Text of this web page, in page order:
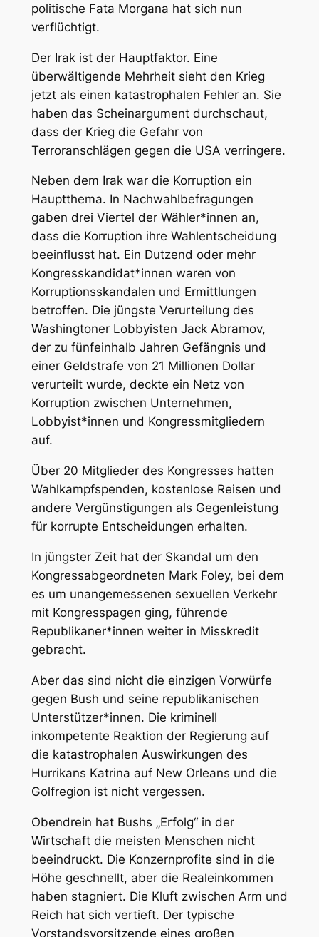
politische Fata Morgana hat sich nun
verflüchtigt.
Der Irak ist der Hauptfaktor. Eine
überwältigende Mehrheit sieht den Krieg
jetzt als einen katastrophalen Fehler an. Sie
haben das Scheinargument durchschaut,
dass der Krieg die Gefahr von
Terroranschlägen gegen die USA verringere.
Neben dem Irak war die Korruption ein
Hauptthema. In Nachwahlbefragungen
gaben drei Viertel der Wähler*innen an,
dass die Korruption ihre Wahlentscheidung
beeinflusst hat. Ein Dutzend oder mehr
Kongresskandidat*innen waren von
Korruptionsskandalen und Ermittlungen
betroffen. Die jüngste Verurteilung des
Washingtoner Lobbyisten Jack Abramov,
der zu fünfeinhalb Jahren Gefängnis und
einer Geldstrafe von 21 Millionen Dollar
verurteilt wurde, deckte ein Netz von
Korruption zwischen Unternehmen,
Lobbyist*innen und Kongressmitgliedern
auf.
Über 20 Mitglieder des Kongresses hatten
Wahlkampfspenden, kostenlose Reisen und
andere Vergünstigungen als Gegenleistung
für korrupte Entscheidungen erhalten.
In jüngster Zeit hat der Skandal um den
Kongressabgeordneten Mark Foley, bei dem
es um unangemessenen sexuellen Verkehr
mit Kongresspagen ging, führende
Republikaner*innen weiter in Misskredit
gebracht.
Aber das sind nicht die einzigen Vorwürfe
gegen Bush und seine republikanischen
Unterstützer*innen. Die kriminell
inkompetente Reaktion der Regierung auf
die katastrophalen Auswirkungen des
Hurrikans Katrina auf New Orleans und die
Golfregion ist nicht vergessen.
Obendrein hat Bushs „Erfolg“ in der
Wirtschaft die meisten Menschen nicht
beeindruckt. Die Konzernprofite sind in die
Höhe geschnellt, aber die Realeinkommen
haben stagniert. Die Kluft zwischen Arm und
Reich hat sich vertieft. Der typische
Vorstandsvorsitzende eines großen